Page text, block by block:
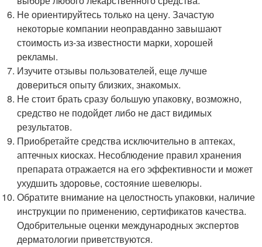
Не ориентируйтесь только на цену. Зачастую
некоторые компании неоправданно завышают
стоимость из-за известности марки, хорошей
рекламы.
Изучите отзывы пользователей, еще лучше
довериться опыту близких, знакомых.
Не стоит брать сразу большую упаковку, возможно,
средство не подойдет либо не даст видимых
результатов.
Приобретайте средства исключительно в аптеках,
аптечных киосках. Несоблюдение правил хранения
препарата отражается на его эффективности и может
ухудшить здоровье, состояние шевелюры.
Обратите внимание на целостность упаковки, наличие
инструкции по применению, сертификатов качества.
Одобрительные оценки международных экспертов
дерматологии приветствуются.